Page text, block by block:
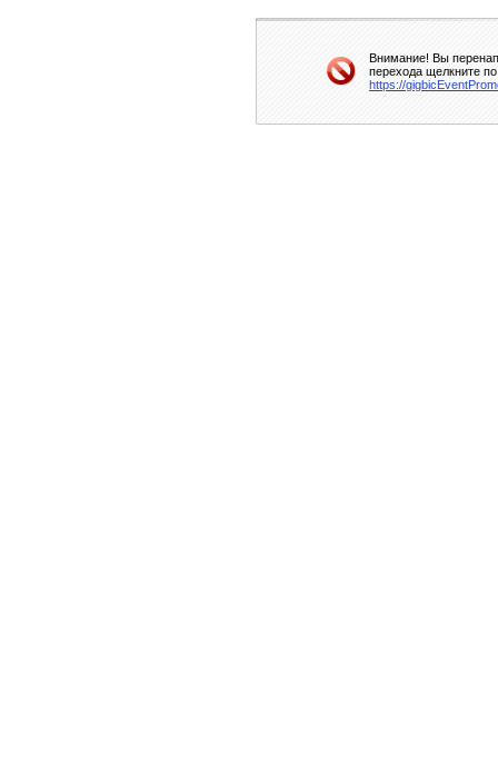
Внимание! Вы
перехода щелкните
https://